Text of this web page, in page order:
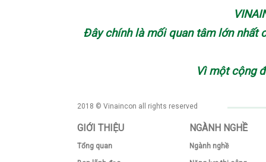
Đây chính là mối quan tâm lớn nhất
Vìmột cộng
2018 © Vinaincon all rights reserved
GIỚI THIỆU
Tổng quan
NGÀNH NGHỀ
Ngành nghề